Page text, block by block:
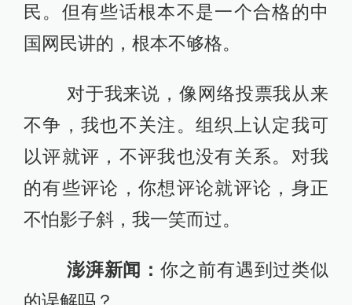
民。但有些话根本不是一个合格的中
国网民讲的，根本不够格。
对于我来说，像网络投票我从来
不争，我也不关注。组织上认定我可
以评就评，不评我也没有关系。对我
的有些评论，你想评论就评论，身正
不怕影子斜，我一笑而过。
澎湃新闻：你之前有遇到过类似
的误解吗？